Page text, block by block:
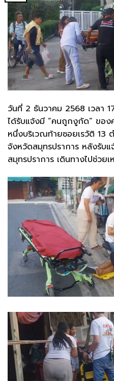
วันที่ 2 ธันวาคม 2568 เวลา
ได้รับแจ้งมี “คนถูกงูกัด” ขอ
หนึ่งบริเวณท้ายซอยเรวัติ 13
จังหวัดสมุทรปราการ หลังรับ
สมุทรปราการ เดินทางไปช่วยเ